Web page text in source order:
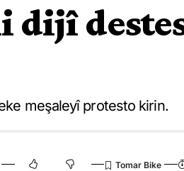
dijî
meşaleyî protesto kirin.